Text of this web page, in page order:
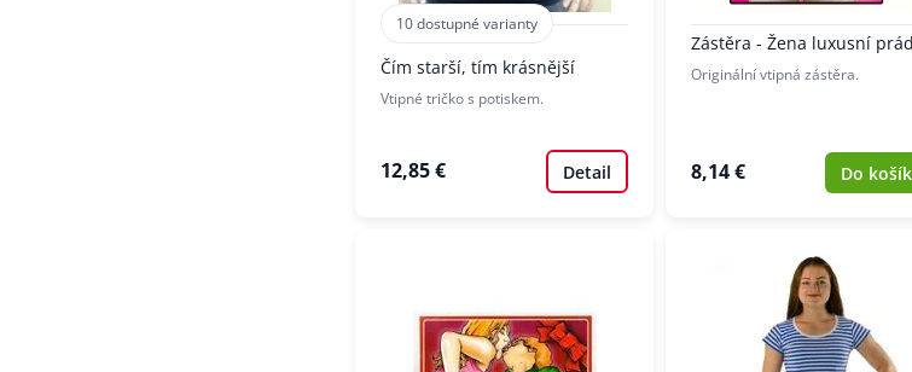
10 dostupné varianty
Čím starší, tím krásnější
Vtipné tričko s potiskem.
12,85 € Detail
Zástěra - Žena luxusní
Originální vtipná zástěra.
8,14 € Do